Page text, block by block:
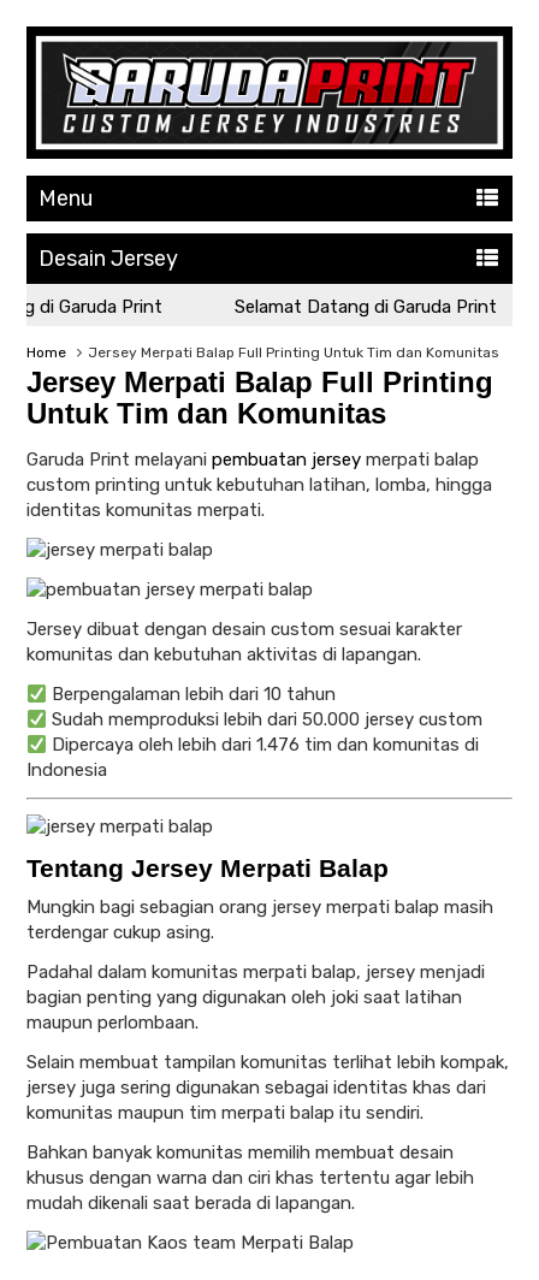
Menu
Desain Jersey
di Garuda Print Selamat Datang di Garuda Print
Home Jersey Merpati Balap Full Printing Untuk Tim dan Komunitas
Jersey Merpati Balap Full Printing
Untuk Tim dan Komunitas
Garuda Print melayani pembuatan jersey merpati balap
custom printing untuk kebutuhan latihan, lomba, hingga
identitas komunitas merpati.
Jersey dibuat dengan desain custom sesuai karakter
komunitas dan kebutuhan aktivitas di lapangan.
Berpengalaman lebih dari 10 tahun
Sudah memproduksi lebih dari 50.000 jersey custom
Dipercaya oleh lebih dari 1.476 tim dan komunitas di
Indonesia
Tentang Jersey Merpati Balap
Mungkin bagi sebagian orang jersey merpati balap masih
terdengar cukup asing.
Padahal dalam komunitas merpati balap, jersey menjadi
bagian penting yang digunakan oleh joki saat latihan
maupun perlombaan.
Selain membuat tampilan komunitas terlihat lebih kompak,
jersey juga sering digunakan sebagai identitas khas dari
komunitas maupun tim merpati balap itu sendiri.
Bahkan banyak komunitas memilih membuat desain
khusus dengan warna dan ciri khas tertentu agar lebih
mudah dikenali saat berada di lapangan.